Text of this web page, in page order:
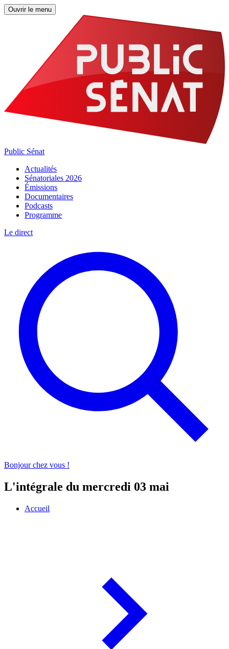
Ouvrir le menu
Public Sénat
Actualités
Sénatoriales 2026
Émissions
Documentaires
Podcasts
Programme
Le direct
Bonjour chez vous !
L'intégrale du mercredi 03 mai
Accueil